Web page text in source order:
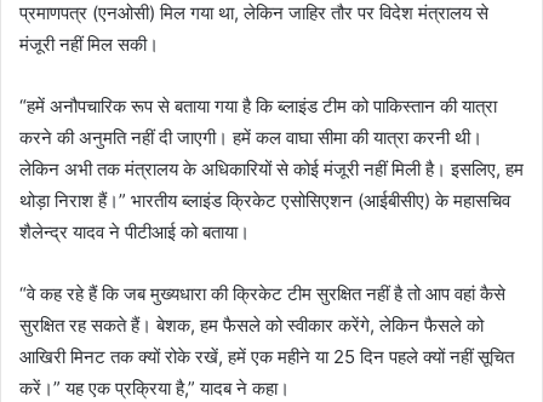
प्रमाणपत्र (एनओसी) मिल गया था, लेकिन जाहिर तौर पर विदेश मंत्रालय से
मंजूरी नहीं मिल सकी।
“हमें अनौपचारिक रूप से बताया गया है कि ब्लाइंड टीम को पाकिस्तान की यात्रा
करने की अनुमति नहीं दी जाएगी। हमें कल वाघा सीमा की यात्रा करनी थी।
लेकिन अभी तक मंत्रालय के अधिकारियों से कोई मंजूरी नहीं मिली है। इसलिए, हम
थोड़ा निराश हैं।” भारतीय ब्लाइंड क्रिकेट एसोसिएशन (आईबीसीए) के महासचिव
शैलेन्द्र यादव ने पीटीआई को बताया।
“वे कह रहे हैं कि जब मुख्यधारा की क्रिकेट टीम सुरक्षित नहीं है तो आप वहां कैसे
सुरक्षित रह सकते हैं। बेशक, हम फैसले को स्वीकार करेंगे, लेकिन फैसले को
आखिरी मिनट तक क्यों रोके रखें, हमें एक महीने या 25 दिन पहले क्यों नहीं सूचित
करें।” यह एक प्रक्रिया है,” यादब ने कहा।